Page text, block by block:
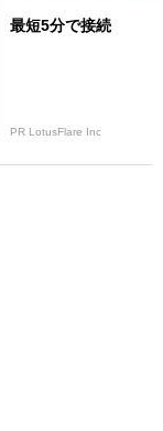
最短5分で接続
PR LotusFlare Inc